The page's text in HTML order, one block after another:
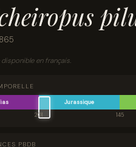
en français.
Jurassique
201 145
PBDB